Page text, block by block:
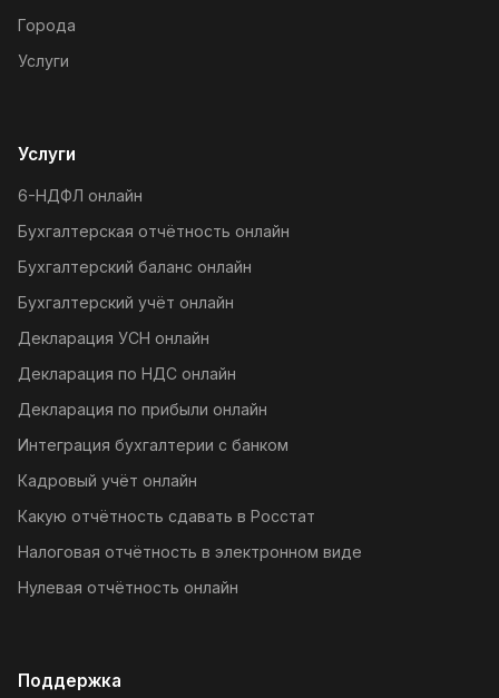
Города
Услуги
Услуги
6-НДФЛ онлайн
Бухгалтерская отчётность онлайн
Бухгалтерский баланс онлайн
Бухгалтерский учёт онлайн
Декларация УСН онлайн
Декларация по НДС онлайн
Декларация по прибыли онлайн
Интеграция бухгалтерии с банком
Кадровый учёт онлайн
Какую отчётность сдавать в Росстат
Налоговая отчётность в электронном виде
Нулевая отчётность онлайн
Поддержка